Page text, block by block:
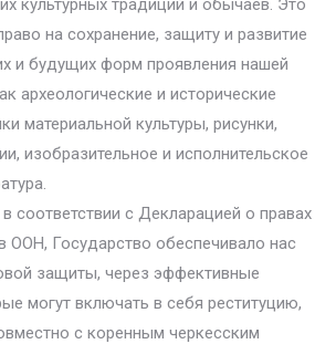
культурных традиций и обычаев. Это
на сохранение, защиту и развитие
и будущих форм проявления нашей
археологические и исторические
материальной культуры, рисунки,
изобразительное и исполнительское
соответствии с Декларацией о правах
ООН, Государство обеспечивало нас
защиты, через эффективные
могут включать в себя реституцию,
с коренным черкесским